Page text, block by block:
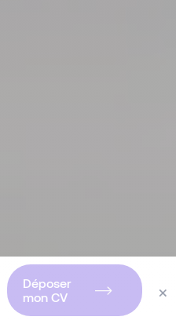
Déposer
mon CV
×